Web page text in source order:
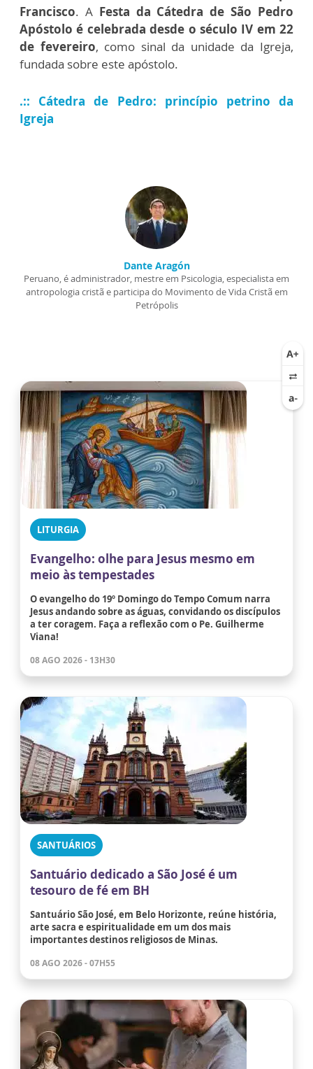
Francisco. A Festa da Cátedra de São Pedro
Apóstolo é celebrada desde o século IV em 22
de fevereiro, como sinal da unidade da Igreja,
fundada sobre este apóstolo.
.:: Cátedra de Pedro: princípio petrino da
Igreja
Dante Aragón
Peruano, é administrador, mestre em Psicologia, especialista em
antropologia cristã e participa do Movimento de Vida Cristã em
Petrópolis
LITURGIA
Evangelho: olhe para Jesus mesmo em
meio às tempestades
O evangelho do 19º Domingo do Tempo Comum narra
Jesus andando sobre as águas, convidando os discípulos
a ter coragem. Faça a reflexão com o Pe. Guilherme
Viana!
08 AGO 2026 - 13H30
SANTUÁRIOS
Santuário dedicado a São José é um
tesouro de fé em BH
Santuário São José, em Belo Horizonte, reúne história,
arte sacra e espiritualidade em um dos mais
importantes destinos religiosos de Minas.
08 AGO 2026 - 07H55